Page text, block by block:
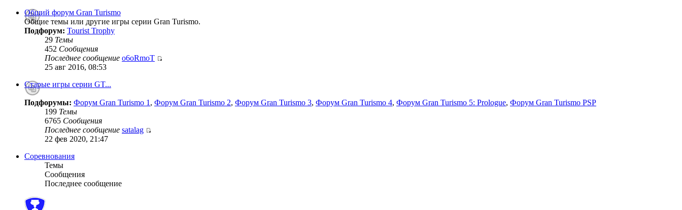
Общий форум Gran Turismo
Общие темы или другие игры серии Gran Turismo.
Подфорум: Tourist Trophy
29 Темы
452 Сообщения
Последнее сообщение o6oRmoT
25 авг 2016, 08:53
Старые игры серии GT...
Подфорумы: Форум Gran Turismo 1 , Форум Gran Turismo 2, Форум Gran Turismo 3, Форум Gran Turismo 4, Форум Gran Turismo 5: Prologue, Форум Gran Turismo PSP
199 Темы
6765 Сообщения
Последнее сообщение satalag
22 фев 2020, 21:47
Соревнования
Темы
Сообщения
Последнее сообщение